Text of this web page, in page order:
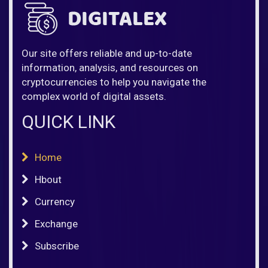
Our site offers reliable and up-to-date
information, analysis, and resources on
cryptocurrencies to help you navigate the
complex world of digital assets.
QUICK LINK
Home
Hbout
Currency
Exchange
Subscribe